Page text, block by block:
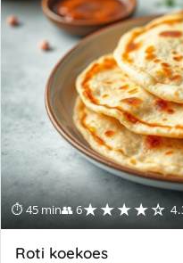
⏱ 45 min👥 6★★★★☆
Roti koekoes